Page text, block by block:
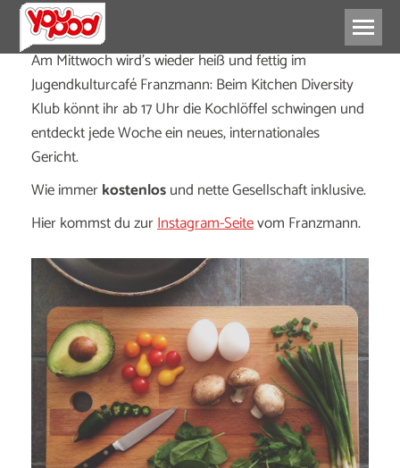
Am Mittwoch wird’s wieder heiß und fettig im
Jugendkulturcafé Franzmann: Beim Kitchen Diversity
Klub könnt ihr ab 17 Uhr die Kochlöffel schwingen und
entdeckt jede Woche ein neues, internationales
Gericht.
Wie immerkostenlosund nette Gesellschaft inklusive.
Hier kommst du zurInstagram-Seitevom Franzmann.